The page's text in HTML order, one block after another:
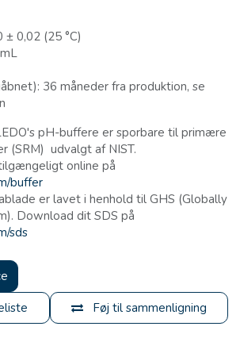
0,02 (25 °C)
36 måneder fra produktion, se
pH-buffere er sporbare til primære
(SRM) udvalgt af NIST.
online på
buffer
er lavet i henhold til GHS (Globally
Download dit SDS på
sds
Føj til sammenligning